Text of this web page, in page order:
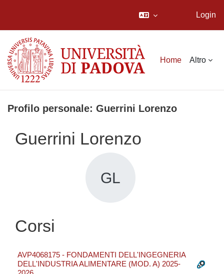
Login
Home Altro
Profilo personale: Guerrini Lorenzo
Guerrini Lorenzo
GL
Corsi
AVP4068175 - FONDAMENTI DELL'INGEGNERIA
DELL'INDUSTRIA ALIMENTARE (MOD. A) 2025-